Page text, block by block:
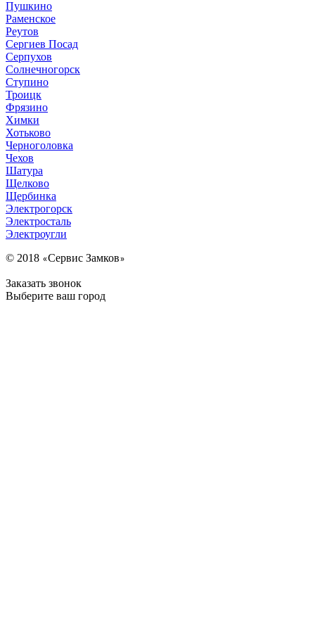
Пушкино
Раменское
Реутов
Сергиев Посад
Серпухов
Солнечногорск
Ступино
Троицк
Фрязино
Химки
Хотьково
Черноголовка
Чехов
Шатура
Щелково
Щербинка
Электрогорск
Электросталь
Электроугли
© 2018 «Сервис Замков»
Заказать звонок
Выберите ваш город